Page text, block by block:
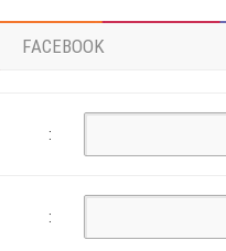
FACEBOOK
:
: